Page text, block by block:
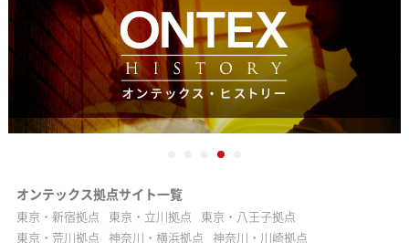
オンテックス拠点サイト一覧
東京・新宿拠点 東京・立川拠点
東京・八王子拠点
東京・荒川拠点 神奈川・横浜拠点 神奈川・川崎拠点